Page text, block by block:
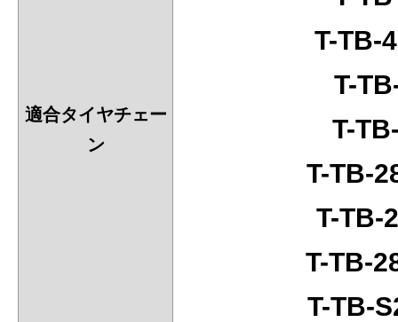
適合タイヤチェー
ン
T-TB-
T-
T-
T-TB-
T-TB-
T-TB-
T-TB-